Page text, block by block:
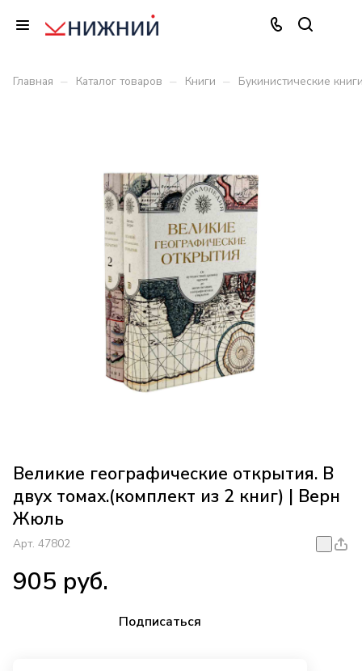
Главная – Каталог товаров – Книги – Букинистические
Великие географические открытия. В
двух томах.(комплект из 2 книг) | Верн
Жюль
Арт. 47802
905 руб.
Подписаться